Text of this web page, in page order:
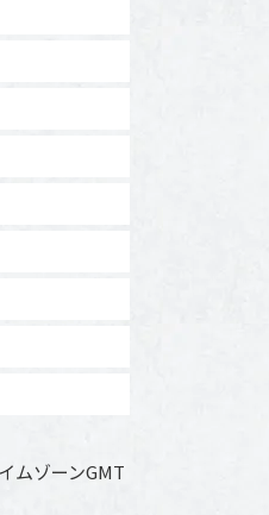
ムゾーンGMT